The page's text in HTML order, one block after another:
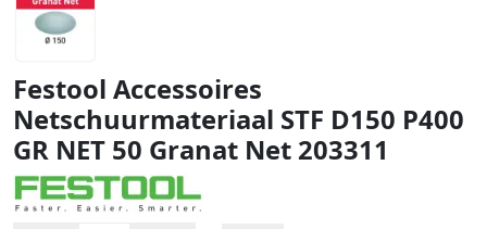
Festool Accessoires
Netschuurmateriaal STF D150 P400
GR NET 50 Granat Net 203311